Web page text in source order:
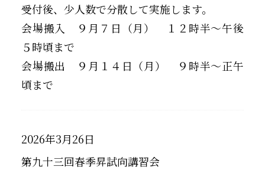
受付後、少人数で分散して実施します。
会場搬入 ９月７日（月） １２時半～午後
５時頃まで
会場搬出 ９月１４日（月） ９時半～正午
頃まで
2026年3月26日
第九十三回春季昇試向講習会